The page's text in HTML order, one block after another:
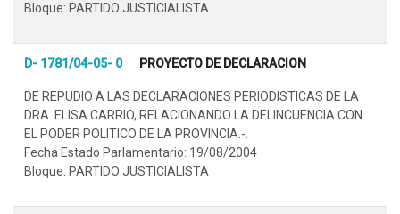
Bloque: PARTIDO JUSTICIALISTA
D- 1781/04-05- 0 PROYECTO DE DECLARACION
DE REPUDIO A LAS DECLARACIONES PERIODISTICAS DE LA
DRA. ELISA CARRIO, RELACIONANDO LA DELINCUENCIA CON
EL PODER POLITICO DE LA PROVINCIA.-.
Fecha Estado Parlamentario: 19/08/2004
Bloque: PARTIDO JUSTICIALISTA